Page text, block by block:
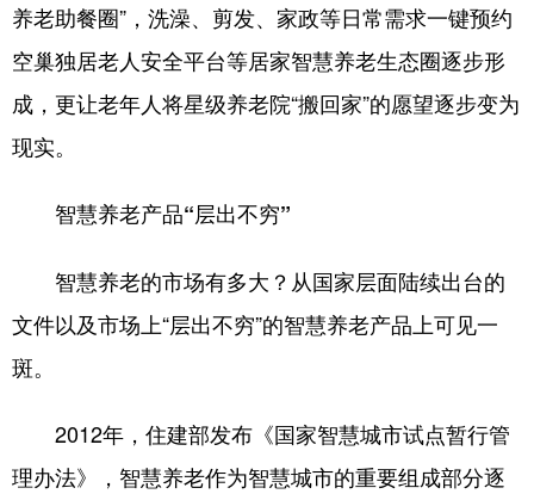
政事 文旅 社会民生 山东产经
多语种频道
English Español Français عربى
Русский язык 日本語 한국어
养老助餐圈”，洗澡、剪发、家政等日常需求一键预约
空巢独居老人安全平台等居家智慧养老生态圈逐步形
成，更让老年人将星级养老院“搬回家”的愿望逐步变为
现实。
智慧养老产品“层出不穷”
智慧养老的市场有多大？从国家层面陆续出台的
文件以及市场上“层出不穷”的智慧养老产品上可见一
斑。
2012年，住建部发布《国家智慧城市试点暂行管
理办法》，智慧养老作为智慧城市的重要组成部分逐